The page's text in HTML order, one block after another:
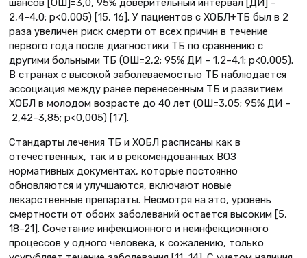
шансов [ОШ]=3,0, 95% доверительный интервал [ДИ] –
2,4–4,0; р<0,005) [15, 16]. У пациентов с ХОБЛ+ТБ был в 2
раза увеличен риск смерти от всех причин в течение
первого года после диагностики ТБ по сравнению с
другими больными ТБ (ОШ=2,2; 95% ДИ – 1,2–4,1; р<0,005).
В странах с высокой заболеваемостью ТБ наблюдается
ассоциация между ранее перенесенным ТБ и развитием
ХОБЛ в молодом возрасте до 40 лет (ОШ=3,05; 95% ДИ –
2,42–3,85; р<0,005) [17].
Стандарты лечения ТБ и ХОБЛ расписаны как в
отечественных, так и в рекомендованных ВОЗ
нормативных документах, которые постоянно
обновляются и улучшаются, включают новые
лекарственные препараты. Несмотря на это, уровень
смертности от обоих заболеваний остается высоким [5,
18–21]. Сочетание инфекционного и неинфекционного
процессов у одного человека, к сожалению, только